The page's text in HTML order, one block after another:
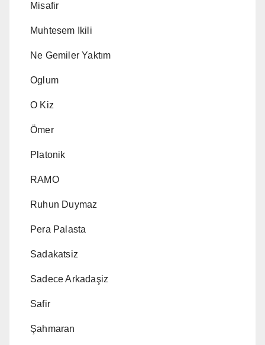
Misafir
Muhtesem Ikili
Ne Gemiler Yaktım
Oglum
O Kiz
Ömer
Platonik
RAMO
Ruhun Duymaz
Pera Palasta
Sadakatsiz
Sadece Arkadaşiz
Safir
Şahmaran